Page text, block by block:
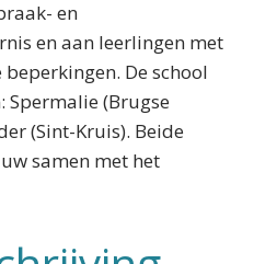
en
en aan leerlingen met
De school
Spermalie (Brugse
(Sint-Kruis). Beide
samen met het